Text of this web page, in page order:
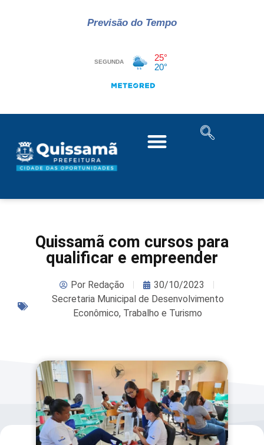
Previsão do Tempo
Quissamã com cursos para
qualificar e empreender
PorRedação
30/10/2023
Secretaria Municipal de Desenvolvimento
Econômico, Trabalho e Turismo